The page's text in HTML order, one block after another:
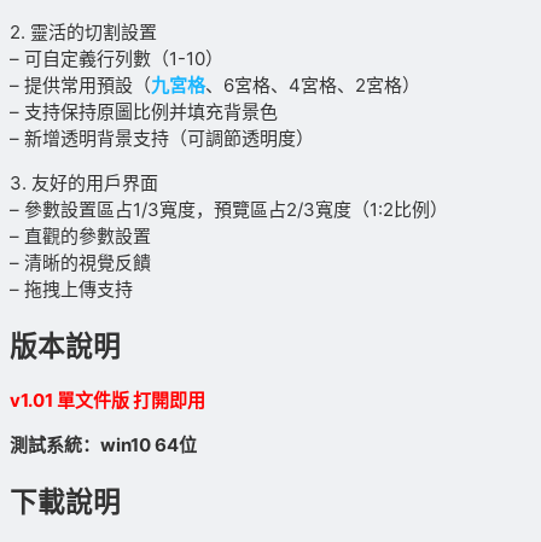
2. 靈活的切割設置
– 可自定義行列數（1-10）
– 提供常用預設（九宮格、6宮格、4宮格、2宮格）
– 支持保持原圖比例并填充背景色
– 新增透明背景支持（可調節透明度）
3. 友好的用戶界面
– 參數設置區占1/3寬度，預覽區占2/3寬度（1:2比例）
– 直觀的參數設置
– 清晰的視覺反饋
– 拖拽上傳支持
版本說明
v1.01 單文件版 打開即用
測試系統：win10 64位
下載說明